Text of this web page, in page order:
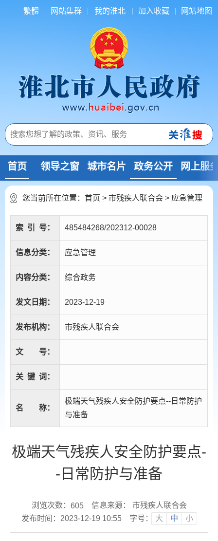
繁體 网站集群 我的淮北 加入收藏 网站地图
首页 领导之窗 城市名片 政务公开 网上服
您当前所在位置： 首页 > 市残疾人联合会 > 应急管理
索 引 号： 485484268/202312-00028
信息分类： 应急管理
内容分类： 综合政务
发文日期： 2023-12-19
发布机构： 市残疾人联合会
文 号：
关 键 词：
名 称：
极端天气残疾人安全防护要点--日常防护
与准备
极端天气残疾人安全防护要点-
-日常防护与准备
浏览次数： 605
信息来源： 市残疾人联合会
发布时间：2023-12-19 10:55
字号： 大 中 小